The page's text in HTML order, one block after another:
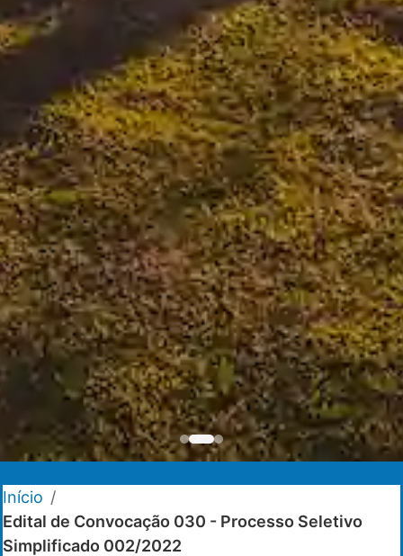
Início /
Edital de Convocação 030 - Processo Seletivo
Simplificado 002/2022